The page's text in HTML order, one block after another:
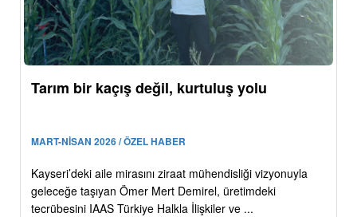
Tarım bir kaçış değil, kurtuluş yolu
MART-NİSAN 2026 / ÖZEL HABER
Kayseri’deki aile mirasını ziraat mühendisliği vizyonuyla
geleceğe taşıyan Ömer Mert Demirel, üretimdeki
tecrübesini IAAS Türkiye Halkla İlişkiler ve ...